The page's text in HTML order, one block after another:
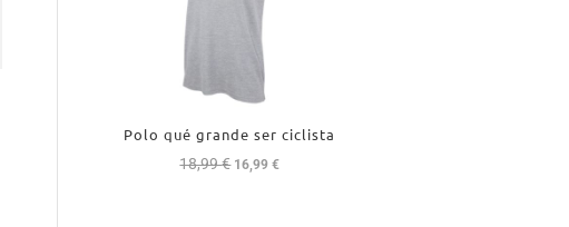
Polo qué grande ser ciclista
18,99€ El
16,99€El